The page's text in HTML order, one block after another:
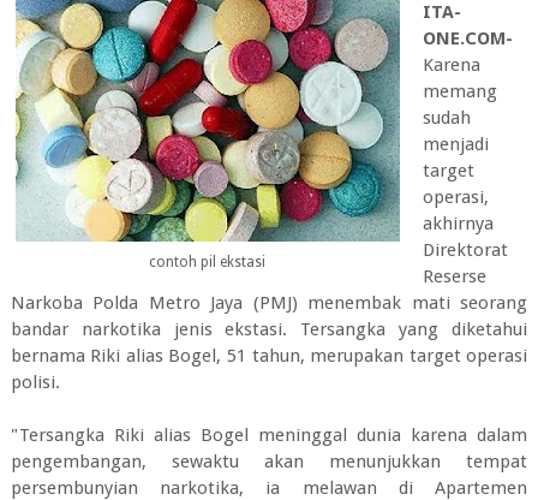
contoh pil ekstasi
ITA-
ONE.COM-
Karena
memang
sudah
menjadi
target
operasi,
akhirnya
Direktorat
Reserse
Narkoba Polda Metro Jaya (PMJ) menembak mati seorang
bandar narkotika jenis ekstasi. Tersangka yang diketahui
bernama Riki alias Bogel, 51 tahun, merupakan target operasi
polisi.
"Tersangka Riki alias Bogel meninggal dunia karena dalam
pengembangan, sewaktu akan menunjukkan tempat
persembunyian narkotika, ia melawan di Apartemen